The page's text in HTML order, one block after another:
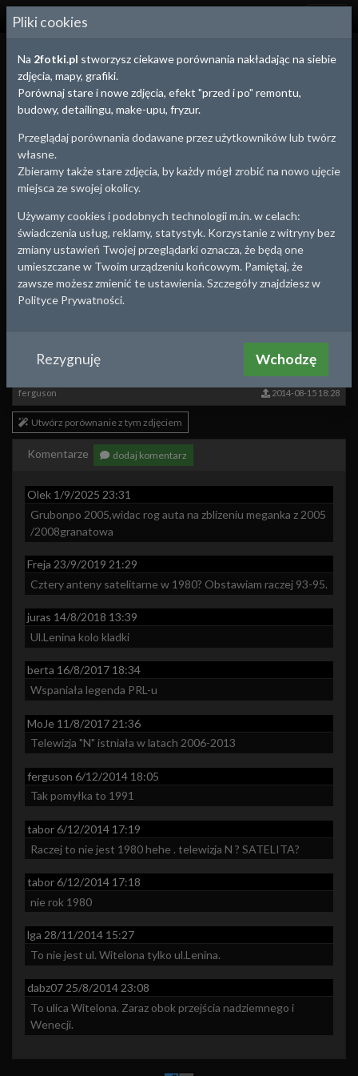
2FOTKI.PL
Legnica, woj.Dolnośląskie
Około roku:1980
ferguson 2014-08-15 18:28
Utwórz porównanie z tym zdjęciem
Komentarze dodaj komentarz
Olek 1/9/2025 23:31
Grubonpo 2005,widac rog auta na zblizeniu meganka z 2005
/2008granatowa
Freja 23/9/2019 21:29
Cztery anteny satelitarne w 1980? Obstawiam raczej 93-95.
juras 14/8/2018 13:39
Ul.Lenina kolo kladki
berta 16/8/2017 18:34
Wspaniała legenda PRL-u
MoJe 11/8/2017 21:36
Telewizja "N" istniała w latach 2006-2013
ferguson 6/12/2014 18:05
Tak pomyłka to 1991
tabor6/12/2014 17:19
Raczej to nie jest 1980 hehe . telewizja N ? SATELITA?
tabor6/12/2014 17:18
nie rok 1980
lga 28/11/2014 15:27
To nie jest ul. Witelona tylko ul.Lenina.
dabz07 25/8/2014 23:08
To ulica Witelona. Zaraz obok przejścia nadziemnego i
Wenecji.
Pliki cookies
Na 2fotki.pl stworzysz ciekawe porównania nakładając na siebie
zdjęcia, mapy, grafiki.
Porównaj stare i nowe zdjęcia, efekt "przed i po" remontu,
budowy, detailingu, make-upu, fryzur.
Przeglądaj porównania dodawane przez użytkowników lub twórz
własne.
Zbieramy także stare zdjęcia, by każdy mógł zrobić na nowo ujęcie
miejsca ze swojej okolicy.
Używamy cookies i podobnych technologii m.in. w celach:
świadczenia usług, reklamy, statystyk. Korzystanie z witryny bez
zmiany ustawień Twojej przeglądarki oznacza, że będą one
umieszczane w Twoim urządzeniu końcowym. Pamiętaj, że
zawsze możesz zmienić te ustawienia. Szczegóły znajdziesz w
Polityce Prywatności.
Rezygnuję Wchodzę